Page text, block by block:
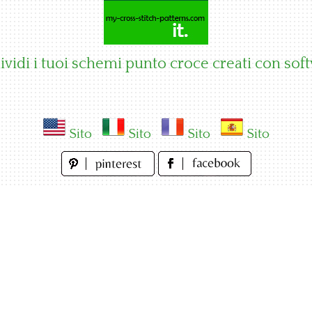
i tuoi schemi punto croce creati con
Sito Sito Sito Sito